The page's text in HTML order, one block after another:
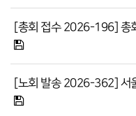
[총회 접수 2026-196] 총
[노회 발송 2026-362] 서